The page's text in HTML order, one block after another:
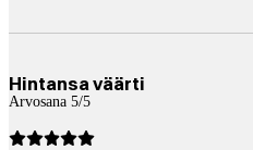
Hintansa väärti
Arvosana 5/5